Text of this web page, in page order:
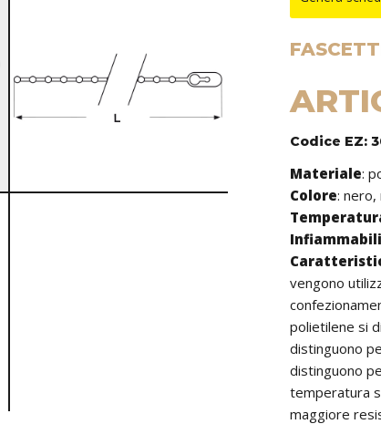
Codice EZ:
Materiale:
Colore: nero,
vengono
polietilene si
distinguono
distinguono
temperatura
maggiore